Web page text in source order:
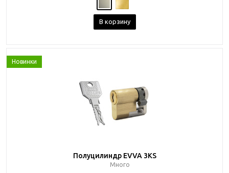
В корзину
Новинки
Полуцилиндр EVVA 3KS
Много